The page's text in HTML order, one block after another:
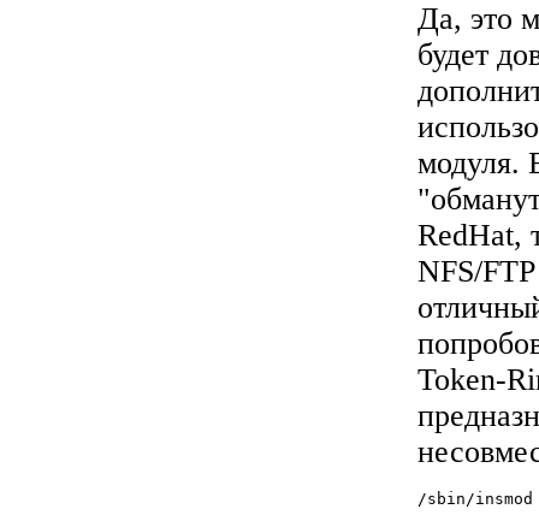
Да, это
будет
модуля.
RedHat,
NFS/
Token-
/sbin/